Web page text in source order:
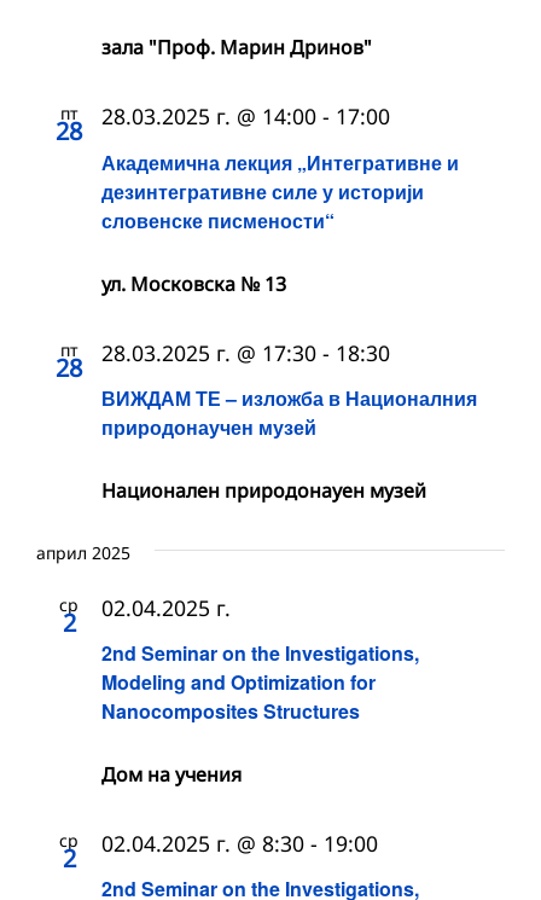
зала "Проф. Марин Дринов"
пт
28
Академична лекция „Интегративне и
дезинтегративне силе у историји
словенске писмености“
28.03.2025 г. @ 14:00 - 17:00
ул. Московска № 13
пт
28
ВИЖДАМ ТЕ – изложба в Националния
природонаучен музей
28.03.2025 г. @ 17:30 - 18:30
Национален природонауен музей
април 2025
ср
2
2nd Seminar on the Investigations,
Modeling and Optimization for
Nanocomposites Structures
02.04.2025 г.
Дом на учения
ср
2
2nd Seminar on the Investigations,
02.04.2025 г. @ 8:30 - 19:00